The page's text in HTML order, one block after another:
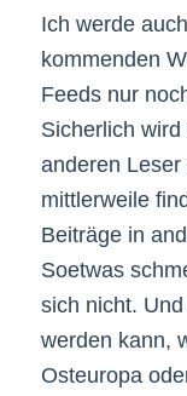
Ich werde auch
kommenden
Feeds nur
Sicherlich
anderen
mittlerweile
Beiträge in
Soetwas
sich nicht.
werden kann,
Osteuropa